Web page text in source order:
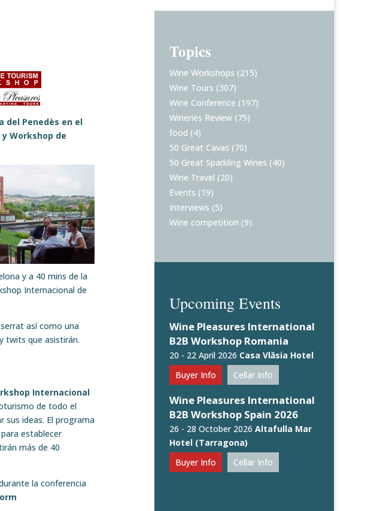
del Penedès en el
Workshop de
y a 40 mins de la
Internacional de
así como una
twits que asistirán.
Internacional
de todo el
sus ideas. El programa
establecer
más de 40
la conferencia
Topics
Wine Workshops (215)
Wine Tours (307)
Wine Conference (197)
Wineries Review (75)
food (4)
50 Great Cavas (70)
50 Great Sparkling Wines (40)
Wine Travel (20)
Events (19)
Interviews (5)
Wine competition (9)
Upcoming Events
Wine Pleasures International
B2B Workshop Romania
20 - 22 April 2026 Casa Vlăsia Hotel
Buyer Info
Cellar Info
Wine Pleasures International
B2B Workshop Spain 2026
26 - 28 October 2026 Altafulla Mar
Hotel (Tarragona)
Buyer Info
Cellar Info